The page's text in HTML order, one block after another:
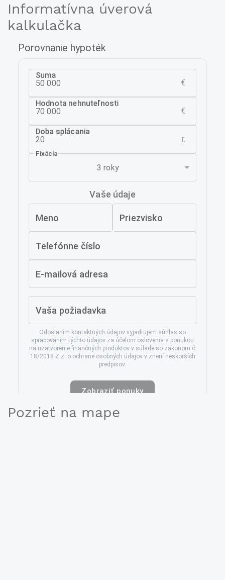
Informatívna úverová
kalkulačka
Pozrieť na mape